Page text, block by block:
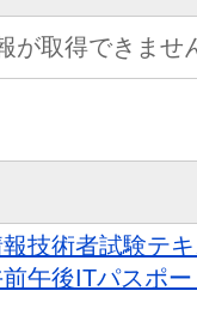
が取得できませ
技術者試験テ
午後ITパスポ